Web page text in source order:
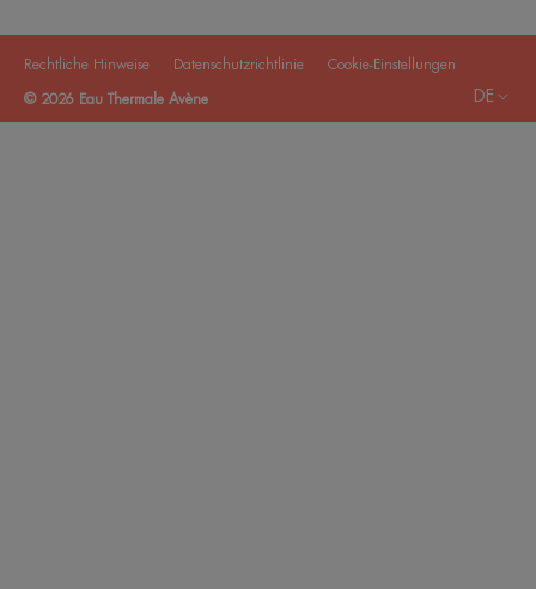
Rechtliche Hinweise Datenschutzrichtlinie Cookie-Einstellungen
© 2026 Eau Thermale Avène DE